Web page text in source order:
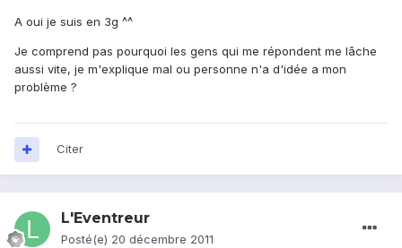
A oui je suis en 3g ^^
Je comprend pas pourquoi les gens qui me répondent me lâche
aussi vite, je m'explique mal ou personne n'a d'idée a mon
problème ?
Citer
L'Eventreur
Posté(e) 20 décembre 2011